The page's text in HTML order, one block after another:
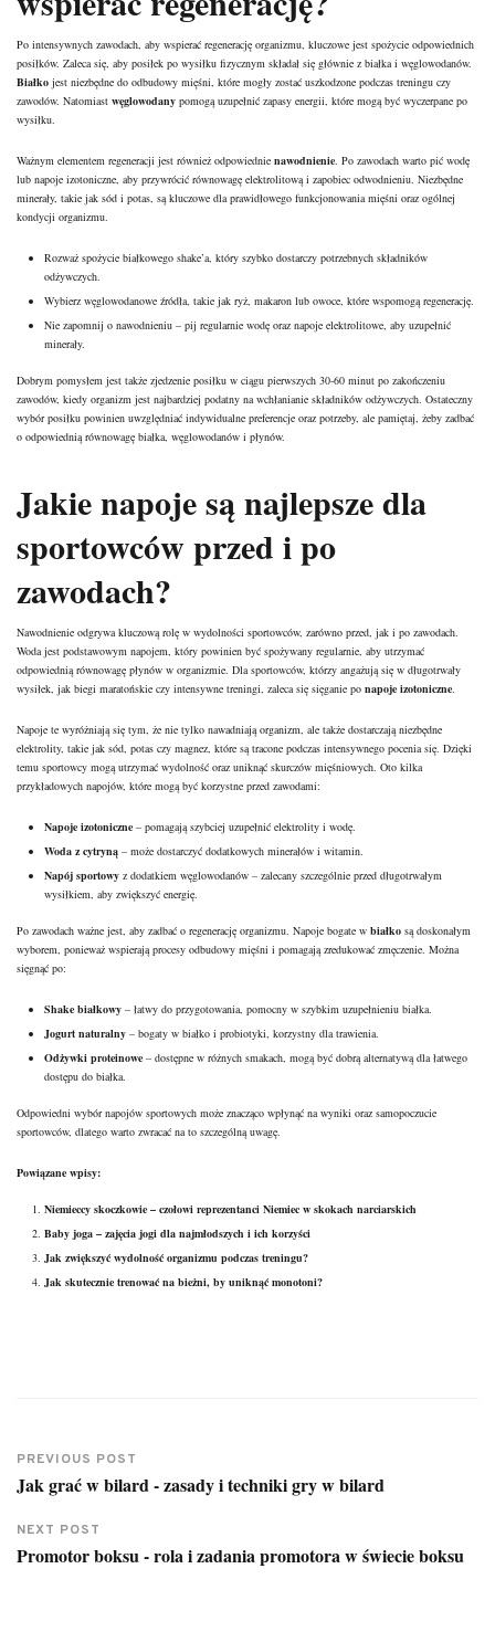
Po intensywnych zawodach, aby wspierać regenerację organizmu, kluczowe jest spożycie odpowiednich
posiłków. Zaleca się, aby posiłek po wysiłku fizycznym składał się głównie z białka i węglowodanów.
Białko jest niezbędne do odbudowy mięśni, które mogły zostać uszkodzone podczas treningu czy
zawodów. Natomiast węglowodany pomogą uzupełnić zapasy energii, które mogą być wyczerpane po
wysiłku.
Ważnym elementem regeneracji jest również odpowiednie nawodnienie. Po zawodach warto pić wodę
lub napoje izotoniczne, aby przywrócić równowagę elektrolitową i zapobiec odwodnieniu. Niezbędne
minerały, takie jak sód i potas, są kluczowe dla prawidłowego funkcjonowania mięśni oraz ogólnej
kondycji organizmu.
Rozważ spożycie białkowego shake’a, który szybko dostarczy potrzebnych składników
odżywczych.
Wybierz węglowodanowe źródła, takie jak ryż, makaron lub owoce, które wspomogą regenerację.
Nie zapomnij o nawodnieniu – pij regularnie wodę oraz napoje elektrolitowe, aby uzupełnić
minerały.
Dobrym pomysłem jest także zjedzenie posiłku w ciągu pierwszych 30-60 minut po zakończeniu
zawodów, kiedy organizm jest najbardziej podatny na wchłanianie składników odżywczych. Ostateczny
wybór posiłku powinien uwzględniać indywidualne preferencje oraz potrzeby, ale pamiętaj, żeby zadbać
o odpowiednią równowagę białka, węglowodanów i płynów.
Jakie napoje są najlepsze dla
sportowców przed i po
zawodach?
Nawodnienie odgrywa kluczową rolę w wydolności sportowców, zarówno przed, jak i po zawodach.
Woda jest podstawowym napojem, który powinien być spożywany regularnie, aby utrzymać
odpowiednią równowagę płynów w organizmie. Dla sportowców, którzy angażują się w długotrwały
wysiłek, jak biegi maratońskie czy intensywne treningi, zaleca się sięganie po napoje izotoniczne.
Napoje te wyróżniają się tym, że nie tylko nawadniają organizm, ale także dostarczają niezbędne
elektrolity, takie jak sód, potas czy magnez, które są tracone podczas intensywnego pocenia się. Dzięki
temu sportowcy mogą utrzymać wydolność oraz uniknąć skurczów mięśniowych. Oto kilka
przykładowych napojów, które mogą być korzystne przed zawodami:
Napoje izotoniczne – pomagają szybciej uzupełnić elektrolity i wodę.
Woda z cytryną – może dostarczyć dodatkowych minerałów i witamin.
Napój sportowy z dodatkiem węglowodanów – zalecany szczególnie przed długotrwałym
wysiłkiem, aby zwiększyć energię.
Po zawodach ważne jest, aby zadbać o regenerację organizmu. Napoje bogate w białko są doskonałym
wyborem, ponieważ wspierają procesy odbudowy mięśni i pomagają zredukować zmęczenie. Można
sięgnąć po:
Shake białkowy – łatwy do przygotowania, pomocny w szybkim uzupełnieniu białka.
Jogurt naturalny – bogaty w białko i probiotyki, korzystny dla trawienia.
Odżywki proteinowe – dostępne w różnych smakach, mogą być dobrą alternatywą dla łatwego
dostępu do białka.
Odpowiedni wybór napojów sportowych może znacząco wpłynąć na wyniki oraz samopoczucie
sportowców, dlatego warto zwracać na to szczególną uwagę.
Powiązane wpisy:
Niemieccy skoczkowie – czołowi reprezentanci Niemiec w skokach narciarskich
Baby joga – zajęcia jogi dla najmłodszych i ich korzyści
Jak zwiększyć wydolność organizmu podczas treningu?
Jak skutecznie trenować na bieżni, by uniknąć monotoni?
PREVIOUS POST
Jak grać w bilard - zasady i techniki gry w bilard
NEXT POST
Promotor boksu - rola i zadania promotora w świecie boksu